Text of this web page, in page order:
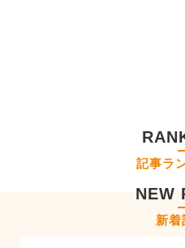
記事ラ
NEW
新着